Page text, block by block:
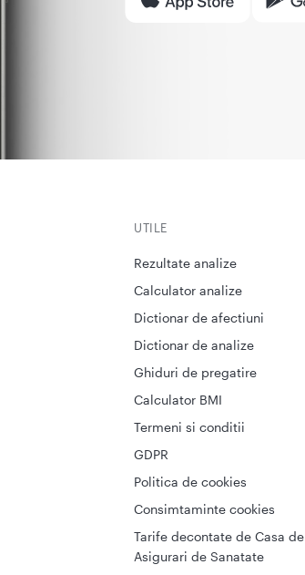
UTILE
Rezultate analize
Calculator analize
Dictionar de afectiuni
Dictionar de analize
Ghiduri de pregatire
Calculator BMI
Termeni si conditii
GDPR
Politica de cookies
Consimtaminte cookies
Tarife decontate de Casa de
Asigurari de Sanatate